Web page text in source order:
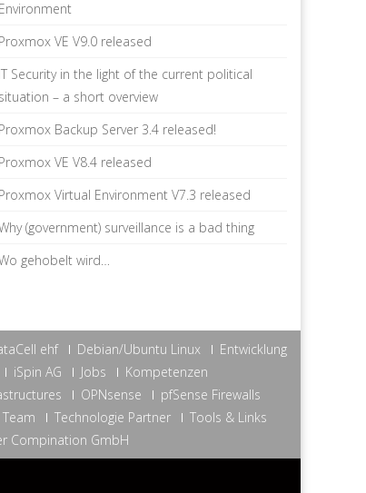
Environment
Proxmox VE V9.0 released
IT Security in the light of the current political
situation – a short overview
Proxmox Backup Server 3.4 released!
Proxmox VE V8.4 released
Proxmox Virtual Environment V7.3 released
(government) surveillance is a bad thing
gehobelt wird…
ehf Debian/Ubuntu Linux
Entwicklung
iSpin AG Jobs
Kompetenzen
OPNsense
pfSense Firewalls
Team Technologie Partner
Tools & Links
Compination GmbH